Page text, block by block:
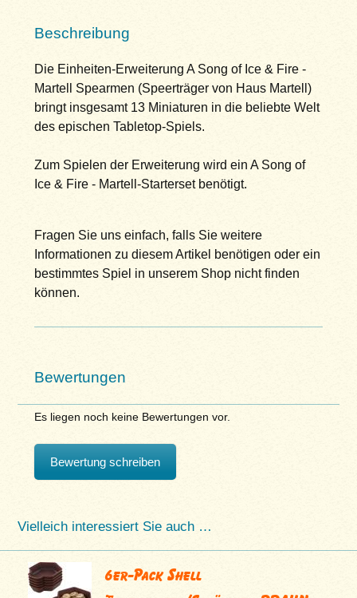
Beschreibung
Die Einheiten-Erweiterung A Song of Ice & Fire -
Martell Spearmen (Speerträger von Haus Martell)
bringt insgesamt 13 Miniaturen in die beliebte Welt
des epischen Tabletop-Spiels.
Zum Spielen der Erweiterung wird ein A Song of
Ice & Fire - Martell-Starterset benötigt.
Fragen Sie uns einfach, falls Sie weitere
Informationen zu diesem Artikel benötigen oder ein
bestimmtes Spiel in unserem Shop nicht finden
können.
Bewertungen
Es liegen noch keine Bewertungen vor.
Bewertung schreiben
Vielleich interessiert Sie auch …
6er-Pack Shell